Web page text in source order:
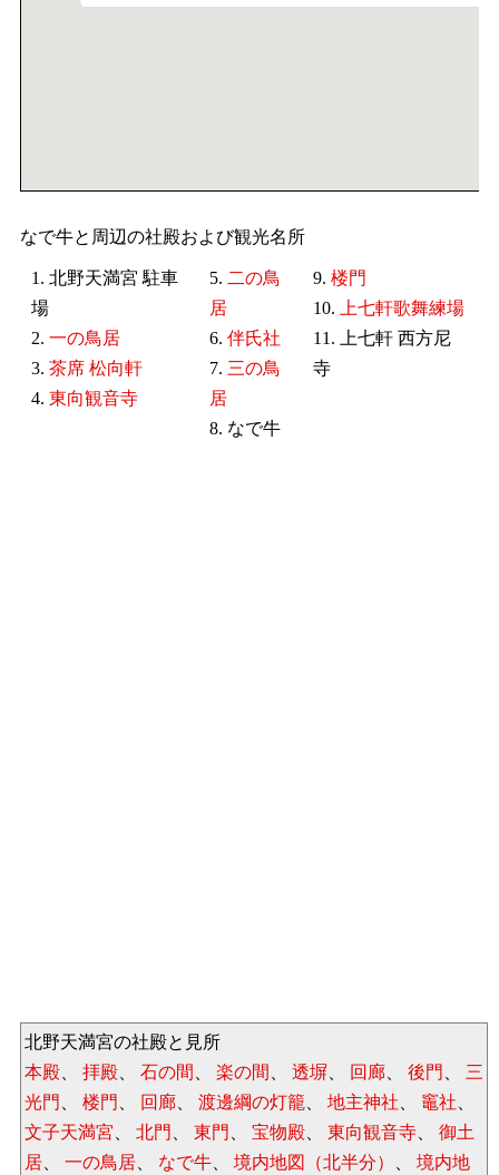
なで牛と周辺の社殿および観光名所
1. 北野天満宮 駐車
場
2. 一の鳥居
3. 茶席 松向軒
4. 東向観音寺
5. 二の鳥
居
6. 伴氏社
7. 三の鳥
居
8. なで牛
9. 楼門
10.
上七軒歌舞練場
11. 上七軒 西方尼
寺
北野天満宮の社殿と見所
本殿
拝殿 石の間 楽の間 透塀 回廊 後門
三
光門
楼門 回廊 渡邊綱の灯籠 地主神社 竈社
文子天満宮
北門 東門 宝物殿 東向観音寺
御土
居
一の鳥居 なで牛 境内地図（北半分） 境内地